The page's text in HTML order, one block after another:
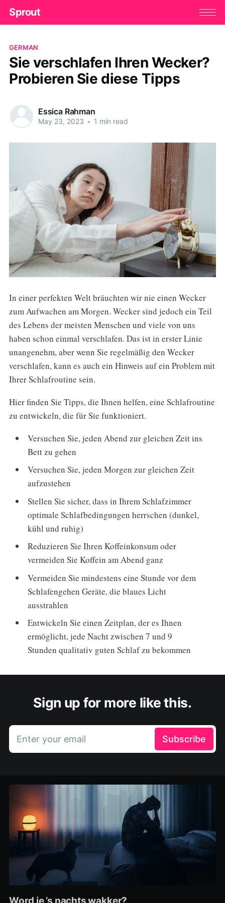
Sprout
GERMAN
Sie verschlafen Ihren Wecker?
Probieren Sie diese Tipps
Essica Rahman
May 23, 2023 • 1 min read
In einer perfekten Welt bräuchten wir nie einen Wecker
zum Aufwachen am Morgen. Wecker sind jedoch ein Teil
des Lebens der meisten Menschen und viele von uns
haben schon einmal verschlafen. Das ist in erster Linie
unangenehm, aber wenn Sie regelmäßig den Wecker
verschlafen, kann es auch ein Hinweis auf ein Problem mit
Ihrer Schlafroutine sein.
Hier finden Sie Tipps, die Ihnen helfen, eine Schlafroutine
zu entwickeln, die für Sie funktioniert.
Versuchen Sie, jeden Abend zur gleichen Zeit ins
Bett zu gehen
Versuchen Sie, jeden Morgen zur gleichen Zeit
aufzustehen
Stellen Sie sicher, dass in Ihrem Schlafzimmer
optimale Schlafbedingungen herrschen (dunkel,
kühl und ruhig)
Reduzieren Sie Ihren Koffeinkonsum oder
vermeiden Sie Koffein am Abend ganz
Vermeiden Sie mindestens eine Stunde vor dem
Schlafengehen Geräte, die blaues Licht
ausstrahlen
Entwickeln Sie einen Zeitplan, der es Ihnen
ermöglicht, jede Nacht zwischen 7 und 9
Stunden qualitativ guten Schlaf zu bekommen
Sign up for more like this.
Enter your email Subscribe